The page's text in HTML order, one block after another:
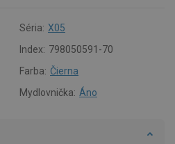
Séria: X05
Index: 798050591-70
Farba: Čierna
Mydlovnička: Áno